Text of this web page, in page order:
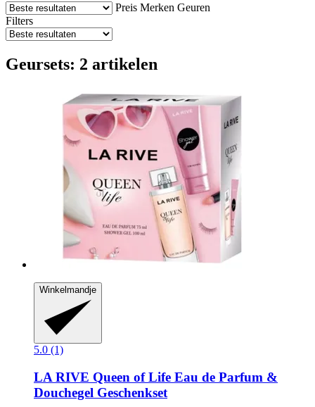
Preis Merken Geuren
Filters
Geursets: 2 artikelen
Winkelmandje
5.0 (1)
LA RIVE Queen of Life Eau de Parfum &
Douchegel Geschenkset